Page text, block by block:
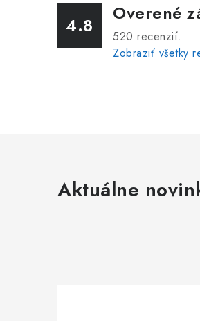
4.8
Overené
520 recenzií.
Zobraziť všetky
Aktuálne